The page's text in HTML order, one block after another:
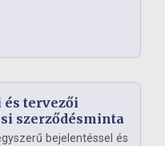
és tervezői
szerződésminta
bejelentéssel és